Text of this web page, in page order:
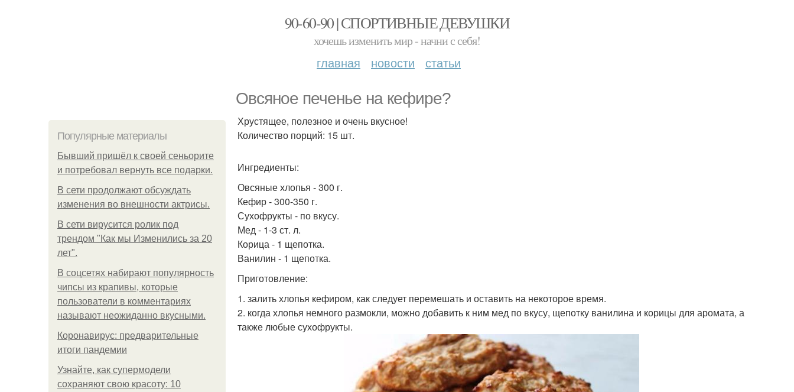
90-60-90 | СПОРТИВНЫЕ ДЕВУШКИ
хочешь изменить мир - начни с себя!
главная новости статьи
Овсяное печенье на кефире?
Популярные материалы
Бывший пришёл к своей сеньорите
и потребовал вернуть все подарки.
В сети продолжают обсуждать
изменения во внешности актрисы.
В сети вирусится ролик под
трендом "Как мы Изменились за 20
лет".
В соцсетях набирают популярность
чипсы из крапивы, которые
пользователи в комментариях
называют неожиданно вкусными.
Коронавирус: предварительные
итоги пандемии
Узнайте, как супермодели
сохраняют свою красоту: 10
Хрустящее, полезное и очень вкусное!
Количество порций: 15 шт.
Ингредиенты:
Овсяные хлопья - 300 г.
Кефир - 300-350 г.
Сухофрукты - по вкусу.
Мед - 1-3 ст. л.
Корица - 1 щепотка.
Ванилин - 1 щепотка.
Приготовление:
1. залить хлопья кефиром, как следует перемешать и оставить на некоторое время.
2. когда хлопья немного размокли, можно добавить к ним мед по вкусу, щепотку ванилина и корицы для аромата, а
также любые сухофрукты.